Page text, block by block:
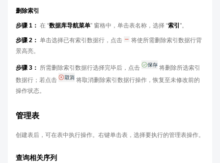
删除索引
步骤 1： 在 “数据库导航菜单” 窗格中，单击表名称，选择 “索引 "。
步骤 2： 单击选择已有索引数据行，点击
将使所需删除索引数据行背
景高亮。
步骤 3： 所需删除索引数据行选择完毕后，点击
将删除所选索引
数据行；若点击
将取消删除索引数据行操作，恢复至未修改前的
操作状态。
管理表
创建表后，可在表中执行操作。右键单击表，选择要执行的管理表操作。
查询相关序列